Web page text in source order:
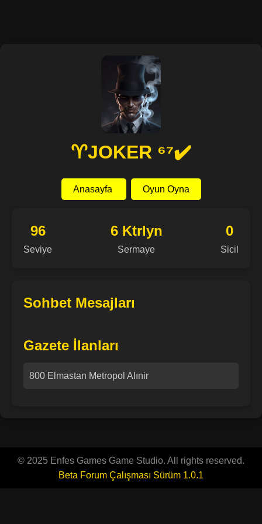
♈️JOKER ⁶⁷✔️
Anasayfa Oyun Oyna
96
Seviye
6 Ktrlyn
Sermaye
0
Sicil
Sohbet Mesajları
Gazete İlanları
800 Elmastan Metropol Alınir
© 2025 Enfes Games Game Studio. All rights reserved.
Beta Forum Çalışması Sürüm 1.0.1